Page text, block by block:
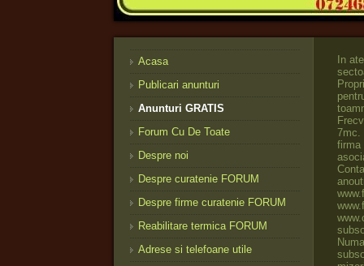
In atentia Asociatiilor de Proprietari ! Firmele de Salubritate din sectoarele 2,4,5 si 6 sunt obligate prin contractele cu Asociatiile de Proprietari sa puna la dispozitia acestora gratuit, containere speciale pentru evacuarea gunoiului (asa zisa curatenie de primavera sau de toamna). Faceti una solicitare scrisa sau faceti programare container. Frecventa obisnuita - de doua ori pe an. Volum container - 4mc sau 7mc. Containerul ramane 24/48 h la alocatie apoi este ridicat de catre firma de salubritate. Firma Curatenie Blocuri – oferta speciala pentru asociatia de proprietari, prestam numai prin contract si factura, Contact administrator firma _0724_682_275_ e-mail anoutrei@yahoo.com
Acasa
Publicari anunturi
Anunturi GRATIS
Forum Cu De Toate
Despre noi
Despre curatenie FORUM
Despre firme curatenie FORUM
Reabilitare termica FORUM
Adrese si telefoane utile